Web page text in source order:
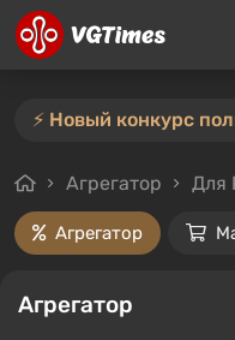
Агрегатор Для
Агрегатор
Агрегатор